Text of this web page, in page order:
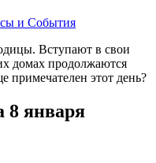
и События
Вступают в свои
домах продолжаются
примечателен этот день?
8 января